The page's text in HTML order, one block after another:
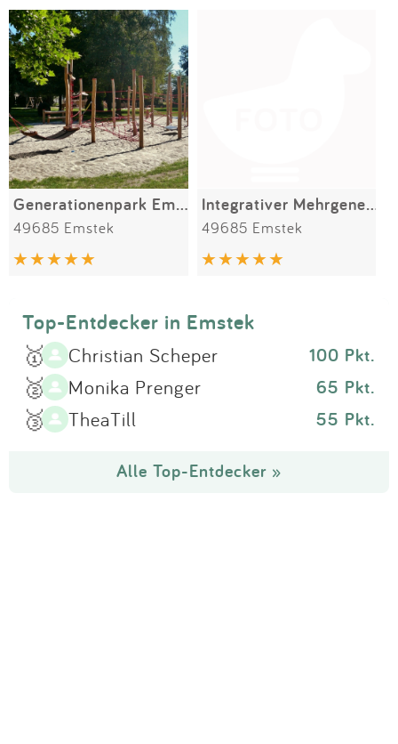
Anmelden
SPIELGERÄTE
Alle Filter (1) zurücksetzen
Generationenpark Emstek
49685 Emstek
Integrativer Mehrgenerationenpark Emstek
49685 Emstek
Top-Entdecker in Emstek
🥇 Christian Scheper 100 Pkt.
🥈 Monika Prenger 65 Pkt.
🥉 TheaTill 55 Pkt.
Alle Top-Entdecker »